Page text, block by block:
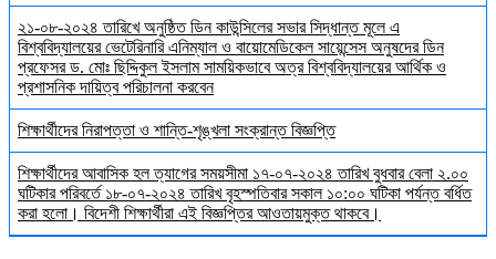
২১-০৮-২০২৪ তারিখে অনুষ্ঠিত ডিন কাউন্সিলের সভার সিদ্ধান্ত মূলে এ
বিশ্ববিদ্যালয়ের ভেটেরিনারি এনিম্যাল ও বায়োমেডিকেল সায়েন্সেস অনুষদের ডিন
প্রফেসর ড. মোঃ ছিদ্দিকুল ইসলাম সাময়িকভাবে অত্র বিশ্ববিদ্যালয়ের আর্থিক ও
প্রশাসনিক দায়িত্ব পরিচালনা করবেন
শিক্ষার্থীদের নিরাপত্তা ও শান্তি-শৃঙ্খলা সংক্রান্ত বিজ্ঞপ্তি
শিক্ষার্থীদের আবাসিক হল ত্যাগের সময়সীমা ১৭-০৭-২০২৪ তারিখ বুধবার বেলা ২.০০
ঘটিকার পরিবর্তে ১৮-০৭-২০২৪ তারিখ বৃহস্পতিবার সকাল ১০:০০ ঘটিকা পর্যন্ত বর্ধিত
করা হলো। বিদেশী শিক্ষার্থীরা এই বিজ্ঞপ্তির আওতায়মুক্ত থাকবে।